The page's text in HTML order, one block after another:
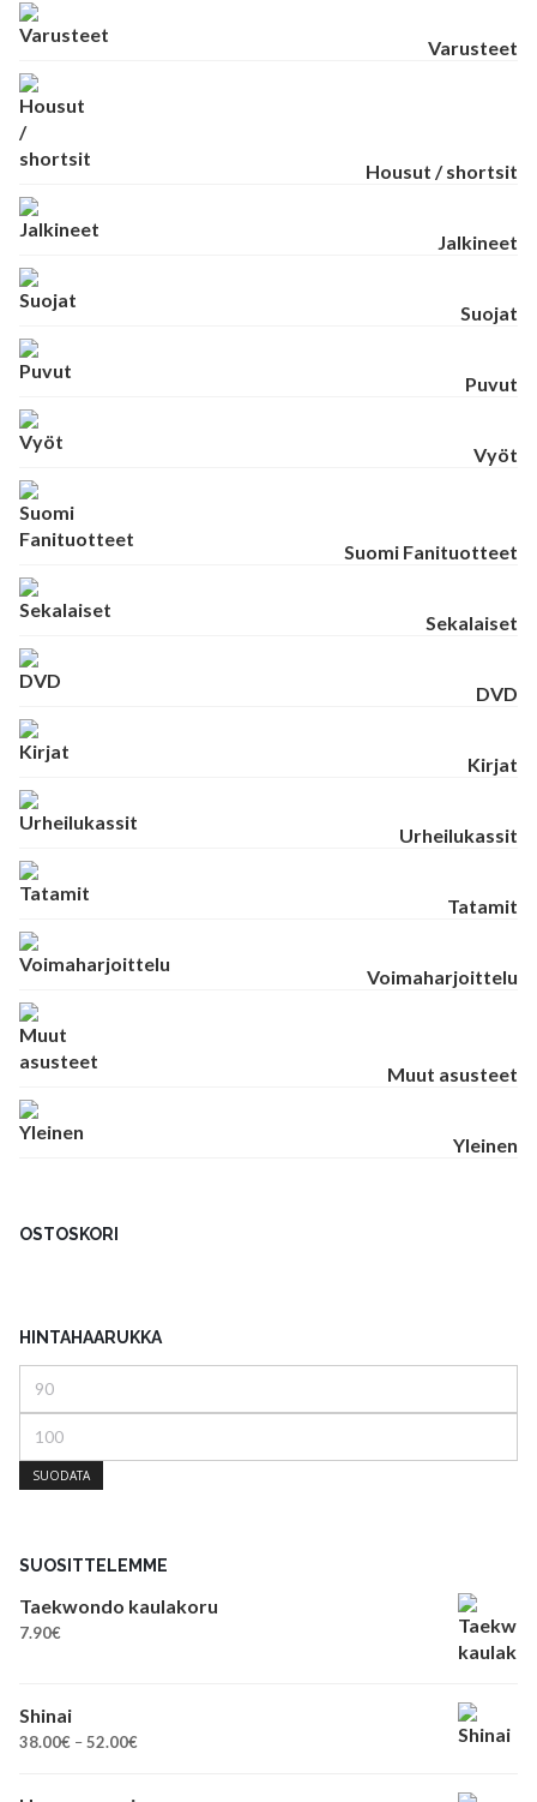
Varusteet
Housut / shortsit
Jalkineet
Suojat
Puvut
Vyöt
Suomi Fanituotteet
Sekalaiset
DVD
Kirjat
Urheilukassit
Tatamit
Voimaharjoittelu
Muut asusteet
Yleinen
OSTOSKORI
HINTAHAARUKKA
SUODATA
SUOSITTELEMME
Taekwondo kaulakoru
7.90€
Shinai
38.00€ –52.00€